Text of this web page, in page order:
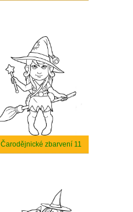
Čarodějnické zbarvení 11